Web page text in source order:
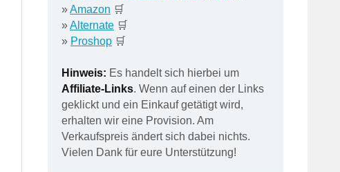
»Amazon 🛒
»Alternate🛒
» Proshop🛒
Hinweis: Es handelt sich hierbei um
Affiliate-Links. Wenn auf einen der Links
geklickt und ein Einkauf getätigt wird,
erhalten wir eine Provision. Am
Verkaufspreis ändert sich dabei nichts.
Vielen Dank für eure Unterstützung!